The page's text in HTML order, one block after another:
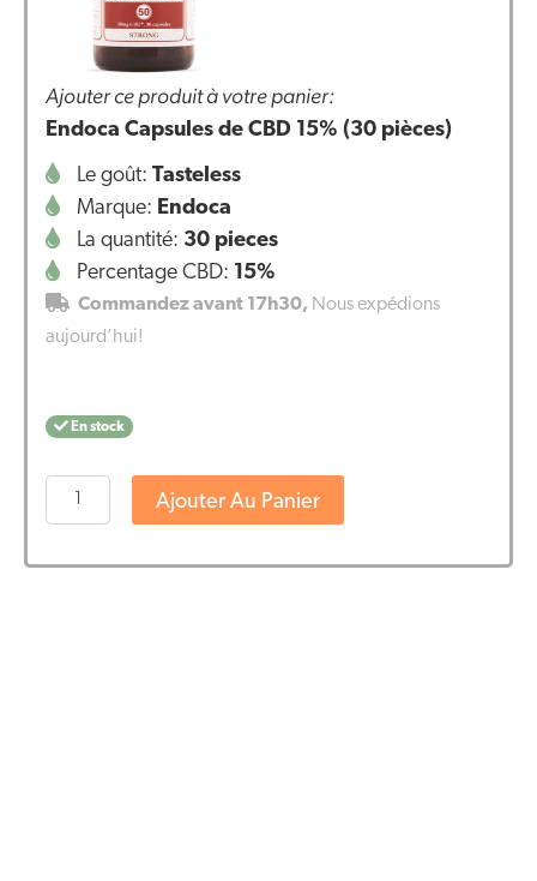
Ajouter ce produit à votre panier:
Endoca Capsules de CBD 15% (30 pièces)
Le goût: Tasteless
Marque: Endoca
La quantité: 30 pieces
Percentage CBD: 15%
Commandez avant 17h30, Nous expédions
aujourd’hui!
En stock
quantité
de
Ajouter Au Panier